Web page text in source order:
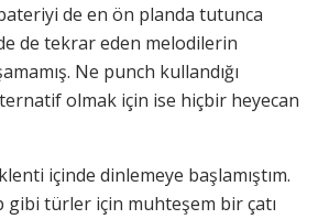
de en ön planda tutunca
de tekrar eden melodilerin
Ne punch kullandığı
olmak için ise hiçbir heyecan
içinde dinlemeye başlamıştım.
türler için muhteşem bir çatı